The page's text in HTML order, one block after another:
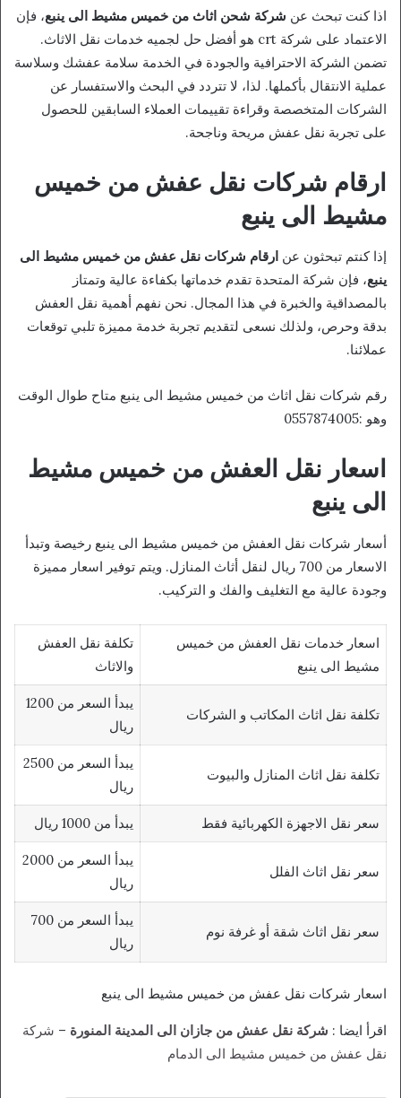
اذا كنت تبحث عن شركة شحن اثاث من خميس مشيط الى ينبع، فإن
الاعتماد على شركة crt هو أفضل حل لجميه خدمات نقل الاثاث.
تضمن الشركة الاحترافية والجودة في الخدمة سلامة عفشك وسلاسة
عملية الانتقال بأكملها. لذا، لا تتردد في البحث والاستفسار عن
الشركات المتخصصة وقراءة تقييمات العملاء السابقين للحصول
على تجربة نقل عفش مريحة وناجحة.
ارقام شركات نقل عفش من خميس
مشيط الى ينبع
إذا كنتم تبحثون عن ارقام شركات نقل عفش من خميس مشيط الى
ينبع، فإن شركة المتحدة تقدم خدماتها بكفاءة عالية وتمتاز
بالمصداقية والخبرة في هذا المجال. نحن نفهم أهمية نقل العفش
بدقة وحرص، ولذلك نسعى لتقديم تجربة خدمة مميزة تلبي توقعات
عملائنا.
رقم شركات نقل اثاث من خميس مشيط الى ينبع متاح طوال الوقت
وهو :0557874005
اسعار نقل العفش من خميس مشيط
الى ينبع
أسعار شركات نقل العفش من خميس مشيط الى ينبع رخيصة وتبدأ
الاسعار من 700 ريال لنقل أثاث المنازل. ويتم توفير اسعار مميزة
وجودة عالية مع التغليف والفك و التركيب.
اسعار خدمات نقل العفش من خميس
مشيط الى ينبع
تكلفة نقل العفش
والاثاث
تكلفة نقل اثاث المكاتب و الشركات
يبدأ السعر من 1200
ريال
تكلفة نقل اثاث المنازل والبيوت
يبدأ السعر من 2500
ريال
سعر نقل الاجهزة الكهربائية فقط يبدأ من 1000 ريال
سعر نقل اثاث الفلل
يبدأ السعر من 2000
ريال
سعر نقل اثاث شقة أو غرفة نوم
يبدأ السعر من 700
ريال
اسعار شركات نقل عفش من خميس مشيط الى ينبع
اقرأ ايضا : شركة نقل عفش من جازان الى المدينة المنورة – شركة
نقل عفش من خميس مشيط الى الدمام